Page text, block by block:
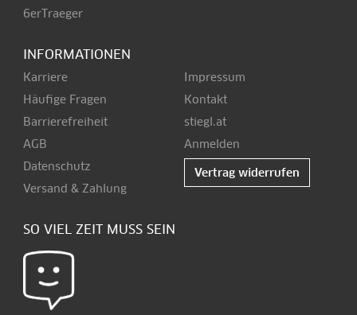
6erTraeger
INFORMATIONEN
Karriere
Häufige Fragen
Barrierefreiheit
AGB
Datenschutz
Versand & Zahlung
Impressum
Kontakt
stiegl.at
Anmelden
Vertrag widerrufen
SO VIEL ZEIT MUSS SEIN